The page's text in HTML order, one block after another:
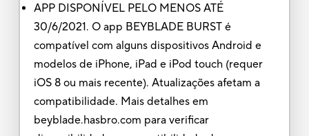
APP DISPONÍVEL PELO MENOS ATÉ
30/6/2021. O app BEYBLADE BURST é
compatível com alguns dispositivos Android e
modelos de iPhone, iPad e iPod touch (requer
iOS 8 ou mais recente). Atualizações afetam a
compatibilidade. Mais detalhes em
beyblade.hasbro.com para verificar